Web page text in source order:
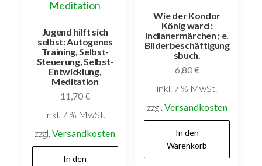
Jugend hilft sich
selbst: Autogenes
Training, Selbst-
Steuerung, Selbst-
Entwicklung,
Meditation
11,70€
inkl. 7 % MwSt.
zzgl.Versandkosten
In den
Wie der Kondor
König ward :
Indianermärchen ; e.
Bilderbeschäftigung
sbuch.
6,80€
inkl. 7 % MwSt.
zzgl. Versandkosten
In den
Warenkorb